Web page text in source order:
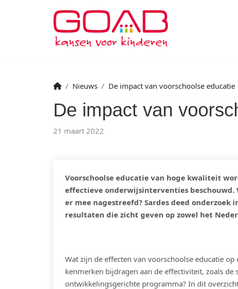
Nieuws De impact van voorschoolse educatie
De impact van
21 maart 2022
Voorschoolse educatie van hoge kwaliteit
effectieve onderwijsinterventies beschouwd.
er mee nagestreefd? Sardes deed onderzoek
resultaten die zicht geven op zowel het
Wat zijn de effecten van voorschoolse educatie
kenmerken bijdragen aan de effectiviteit, zoals
ontwikkelingsgerichte programma? In dit